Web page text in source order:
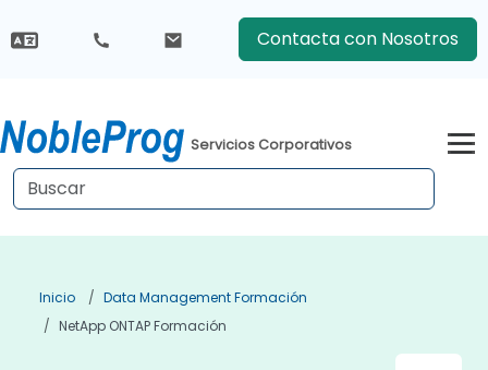
Contacta con Nosotros
Servicios Corporativos
Inicio
Data Management Formación
NetApp ONTAP Formación